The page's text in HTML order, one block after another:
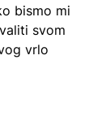
bismo mi
svom
vrlo